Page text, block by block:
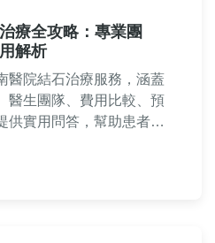
療全攻略：專業團
解析
醫院結石治療服務，涵蓋
醫生團隊、費用比較、預
供實用問答，幫助患者全
AI虛構，確保實用性。